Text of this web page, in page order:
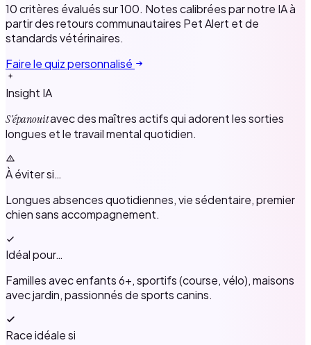
10 critères évalués sur 100. Notes calibrées par notre IA à
partir des retours communautaires Pet Alert et de
standards vétérinaires.
Faire le quiz personnalisé
Insight IA
S'épanouitavec des maîtres actifs qui adorent les sorties
longues et le travail mental quotidien.
À éviter si…
Longues absences quotidiennes, vie sédentaire, premier
chien sans accompagnement.
Idéal pour…
Familles avec enfants 6+, sportifs (course, vélo), maisons
avec jardin, passionnés de sports canins.
Race idéale si